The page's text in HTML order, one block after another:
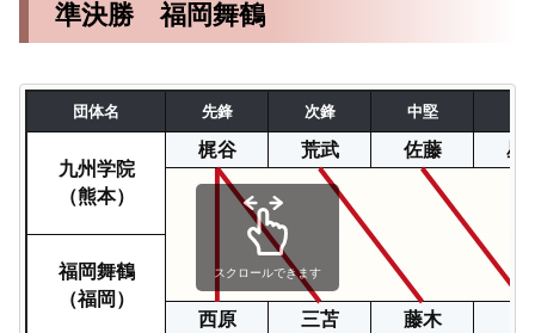
準決勝 福岡舞鶴
団体名 先鋒 次鋒 中堅
九州学院
（熊本）
梶谷 荒武 佐藤 星
福岡舞鶴
（福岡）
西原 三苫 藤木
スクロールできます